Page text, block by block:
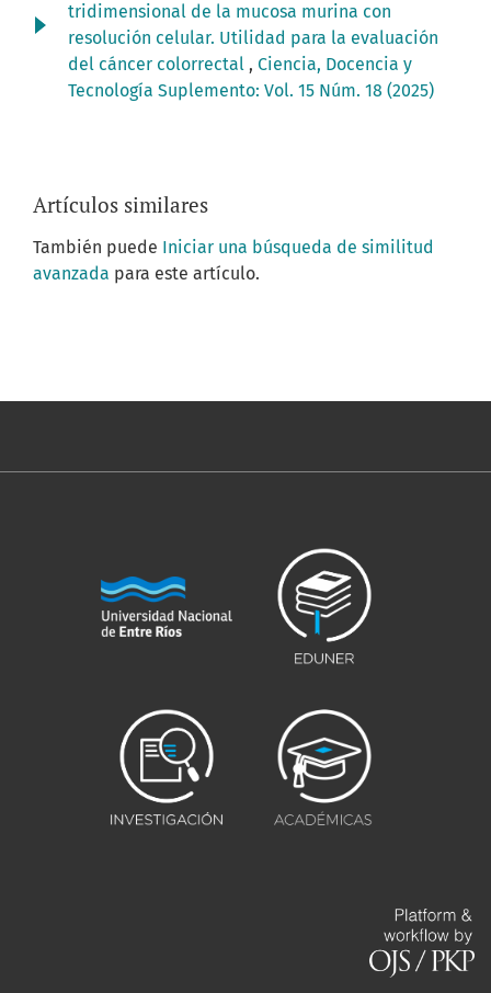
tridimensional de la mucosa murina con
resolución celular. Utilidad para la evaluación
del cáncer colorrectal , Ciencia, Docencia y
Tecnología Suplemento: Vol. 15 Núm. 18 (2025)
Artículos similares
También puede Iniciar una búsqueda de similitud
avanzada para este artículo.